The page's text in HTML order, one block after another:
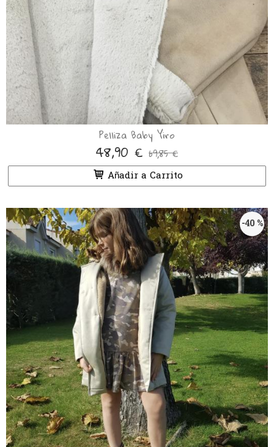
Pelliza Baby Yiro
48,90 € 69,85 €
Añadir a Carrito
-40 %